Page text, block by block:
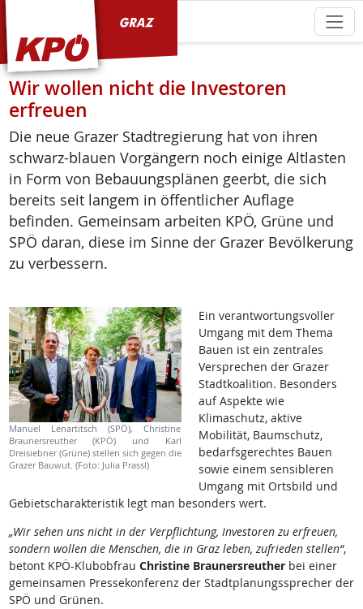
Wir wollen nicht die Investoren
erfreuen
Die neue Grazer Stadtregierung hat von ihren
schwarz-blauen Vorgängern noch einige Altlasten
in Form von Bebauungsplänen geerbt, die sich
bereits seit langem in öffentlicher Auflage
befinden. Gemeinsam arbeiten KPÖ, Grüne und
SPÖ daran, diese im Sinne der Grazer Bevölkerung
zu verbessern.
Manuel Lenartitsch (SPÖ), Christine
Braunersreuther (KPÖ) und Karl
Dreisiebner (Grüne) stellen sich gegen die
Grazer Bauwut. (Foto: Julia Prassl)
Ein verantwortungsvoller
Umgang mit dem Thema
Bauen ist ein zentrales
Versprechen der Grazer
Stadtkoalition. Besonders
auf Aspekte wie
Klimaschutz, aktive
Mobilität, Baumschutz,
bedarfsgerechtes Bauen
sowie einem sensibleren
Umgang mit Ortsbild und
Gebietscharakteristik legt man besonders wert.
„Wir sehen uns nicht in der Verpflichtung, Investoren zu erfreuen,
sondern wollen die Menschen, die in Graz leben, zufrieden stellen“,
betont KPÖ-Klubobfrau Christine Braunersreutherbei einer
gemeinsamen Pressekonferenz der Stadtplanungssprecher der
SPÖ und Grünen.